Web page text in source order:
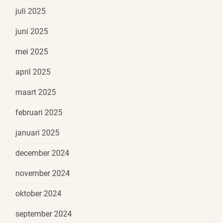
juli 2025
juni 2025
mei 2025
april 2025
maart 2025
februari 2025
januari 2025
december 2024
november 2024
oktober 2024
september 2024